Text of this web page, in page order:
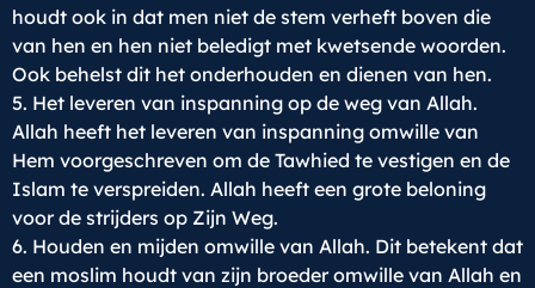
houdt ook in dat men niet de stem verheft boven die
van hen en hen niet beledigt met kwetsende woorden.
Ook behelst dit het onderhouden en dienen van hen.
5. Het leveren van inspanning op de weg van Allah.
Allah heeft het leveren van inspanning omwille van
Hem voorgeschreven om de Tawhied te vestigen en de
Islam te verspreiden. Allah heeft een grote beloning
voor de strijders op Zijn Weg.
6. Houden en mijden omwille van Allah. Dit betekent dat
een moslim houdt van zijn broeder omwille van Allah en